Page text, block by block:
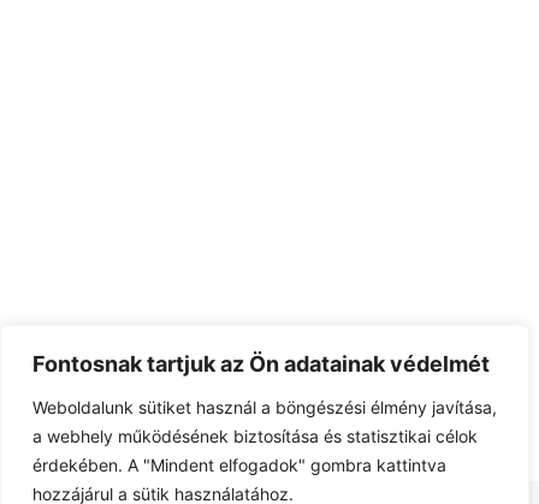
Fontosnak tartjuk az Ön adatainak védelmét
Weboldalunk sütiket használ a böngészési élmény javítása,
a webhely működésének biztosítása és statisztikai célok
érdekében. A "Mindent elfogadok" gombra kattintva
hozzájárul a sütik használatához.